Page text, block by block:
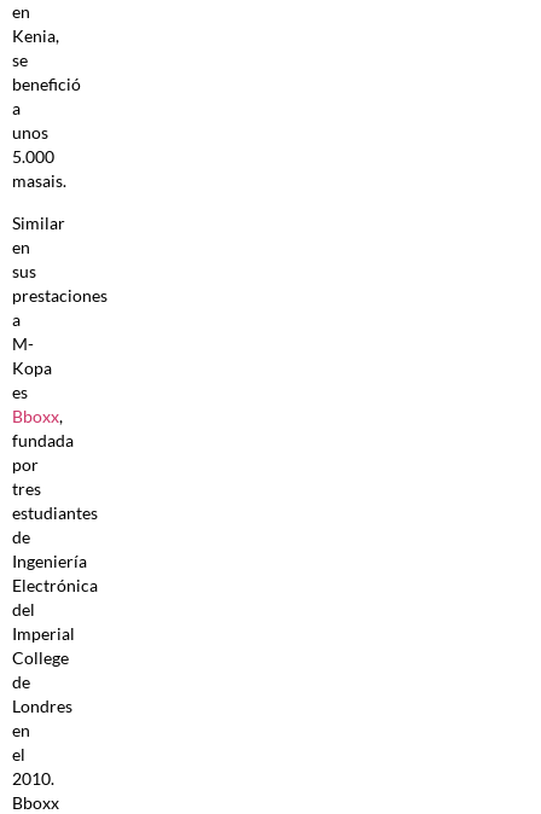
en
Kenia,
se
benefició
a
unos
5.000
masais.
Similar
en
sus
prestaciones
a
M-
Kopa
es
Bboxx,
fundada
por
tres
estudiantes
de
Ingeniería
Electrónica
del
Imperial
College
de
Londres
en
el
2010.
Bboxx